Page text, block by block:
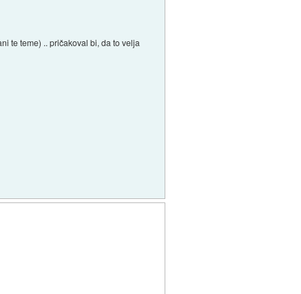
te teme) .. pričakoval bi, da to velja